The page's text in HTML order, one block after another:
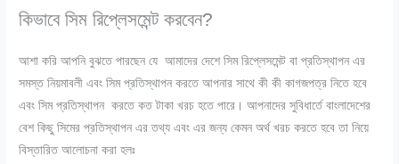
কিভাবে সিম রিপ্লেসমেন্ট করবেন?
আশা করি আপনি বুঝতে পারছেন যে আমাদের দেশে সিম রিপ্লেসমেন্ট বা প্রতিস্থাপন এর
সমস্ত নিয়মাবলী এবং সিম প্রতিস্থাপন করতে আপনার সাথে কী কী কাগজপত্র নিতে হবে
এবং সিম প্রতিস্থাপন করতে কত টাকা খরচ হতে পারে। আপনাদের সুবিধার্তে বাংলাদেশের
বেশ কিছু সিমের প্রতিস্থাপন এর তথ্য এবং এর জন্য কেমন অর্থ খরচ করতে হবে তা নিয়ে
বিস্তারিত আলোচনা করা হলঃ